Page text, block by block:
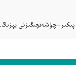
پىكىر-چۈشەنچىڭىزنى يېزىڭ.